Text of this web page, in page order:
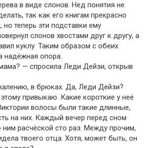
в виде слонов. Нед понятия не
так как его книгам прекрасно
теперь эти подставки ему
слонов хвостами друг к другу, а
куклу. Таким образом с обеих
надёжная опора.
— спросила Леди Дейзи, открыв
в брюках. Да, Леди Дейзи?
привыкаю. Какие короткие у неё
волосы были такие длинные,
на них. Каждый вечер перед сном
ним расчёской сто раз. Между прочим,
твоего отца. Хотя, может быть, он